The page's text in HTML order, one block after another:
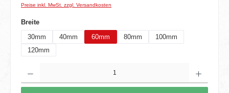
Preise inkl. MwSt. zzgl. Versandkosten
Breiteauswählen
30mm
40mm 60mm 80mm
100mm
120mm